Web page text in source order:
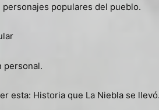
populares del pueblo.
personal.
esta: Historia que La Niebla se